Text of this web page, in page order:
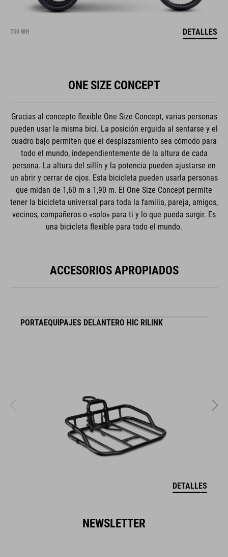
750 WH DETALLES
ONE SIZE CONCEPT
Gracias al concepto flexible One Size Concept, varias personas
pueden usar la misma bici. La posición erguida al sentarse y el
cuadro bajo permiten que el desplazamiento sea cómodo para
todo el mundo, independientemente de la altura de cada
persona. La altura del sillín y la potencia pueden ajustarse en
un abrir y cerrar de ojos. Esta bicicleta pueden usarla personas
que midan de 1,60 m a 1,90 m. El One Size Concept permite
tener la bicicleta universal para toda la familia, pareja, amigos,
vecinos, compañeros o «solo» para ti y lo que pueda surgir. Es
una bicicleta flexible para todo el mundo.
ACCESORIOS APROPIADOS
PORTAEQUIPAJES DELANTERO HIC RILINK
DETALLES
NEWSLETTER